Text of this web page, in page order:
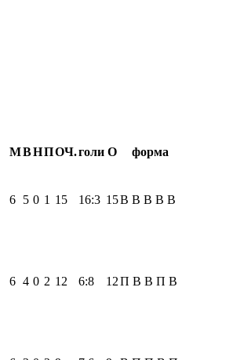
МВНПОЧ.голи О форма
6 5 0 1 15 16:3 15В В В В В
6 4 0 2 12 6:8 12П В В П В